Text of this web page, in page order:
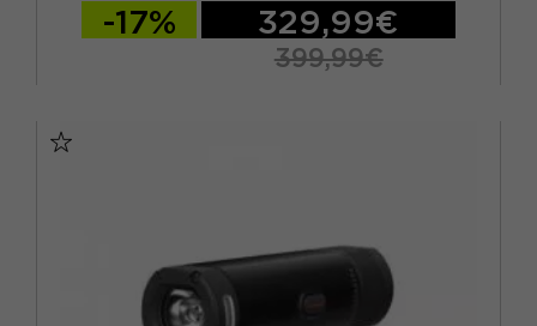
-17% 329,99€
399,99€